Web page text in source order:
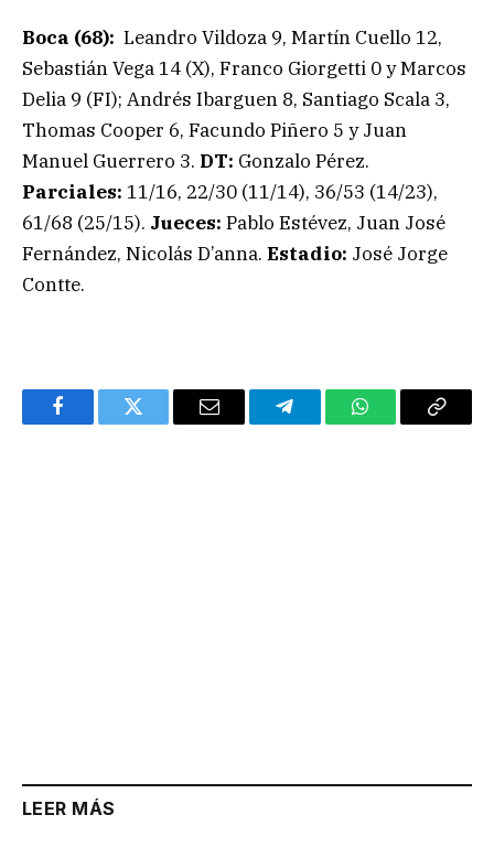
Boca (68): Leandro Vildoza 9, Martín Cuello 12,
Sebastián Vega 14 (X), Franco Giorgetti 0 y Marcos
Delia 9 (FI); Andrés Ibarguen 8, Santiago Scala 3,
Thomas Cooper 6, Facundo Piñero 5 y Juan
Manuel Guerrero 3. DT: Gonzalo Pérez.
Parciales: 11/16, 22/30 (11/14), 36/53 (14/23),
61/68 (25/15). Jueces: Pablo Estévez, Juan José
Fernández, Nicolás D’anna. Estadio: José Jorge
Contte.
FacebookTwitter Email TelegramWhatsAppCopy
LEER MÁS